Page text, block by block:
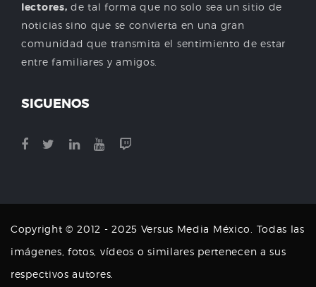
lectores, de tal forma que no solo sea un sitio de
noticias sino que se convierta en una gran
comunidad que transmita el sentimiento de estar
entre familiares y amigos.
SIGUENOS
Copyright © 2012 - 2025 Versus Media México. Todas las
imágenes, fotos, vídeos o similares pertenecen a sus
respectivos autores.